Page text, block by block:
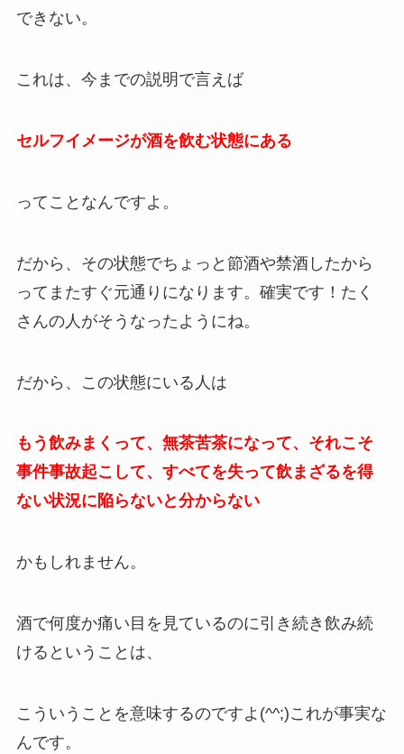
できない。
これは、今までの説明で言えば
セルフイメージが酒を飲む状態にある
ってことなんですよ。
だから、その状態でちょっと節酒や禁酒したから
ってまたすぐ元通りになります。確実です！たく
さんの人がそうなったようにね。
だから、この状態にいる人は
もう飲みまくって、無茶苦茶になって、それこそ
事件事故起こして、すべてを失って飲まざるを得
ない状況に陥らないと分からない
かもしれません。
酒で何度か痛い目を見ているのに引き続き飲み続
けるということは、
こういうことを意味するのですよ(^^;)これが事実な
んです。